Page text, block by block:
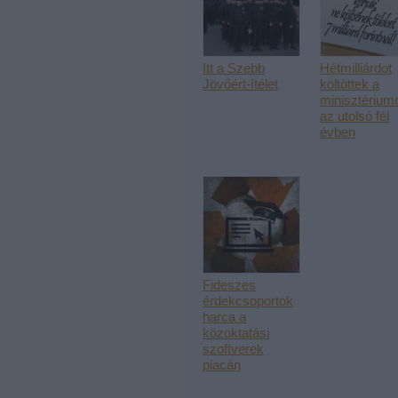
Itt a Szebb
Jövőért-ítélet
Hétmilliárdot
költöttek a
az utolsó fél
évben
Fideszes
érdekcsoportok
harca a
közoktatási
szoftverek
piacán